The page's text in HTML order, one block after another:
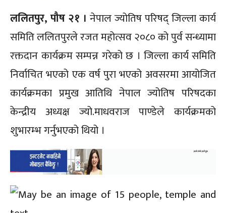
ललितपुर, पौष २१ । नेपाल ज्योतिष परिषद् जिल्ला कार्य
समिति ललितपुरले रजत महोत्सव २०८० को पुर्व सन्ध्यामा
रक्तदान कार्यक्रम सम्पन्न गरेको छ । जिल्ला कार्य समिति
निर्वाचित भएको एक वर्ष पुरा भएको अवसरमा आयोजित
कार्यक्रमका प्रमुख आतिथि नेपाल ज्योतिष परिषदका
केन्द्रीय अध्यक्ष ज्यो.माधवराज पाण्डेले कार्यक्रमको
शुभारम्भ गर्नुभएको थियो ।